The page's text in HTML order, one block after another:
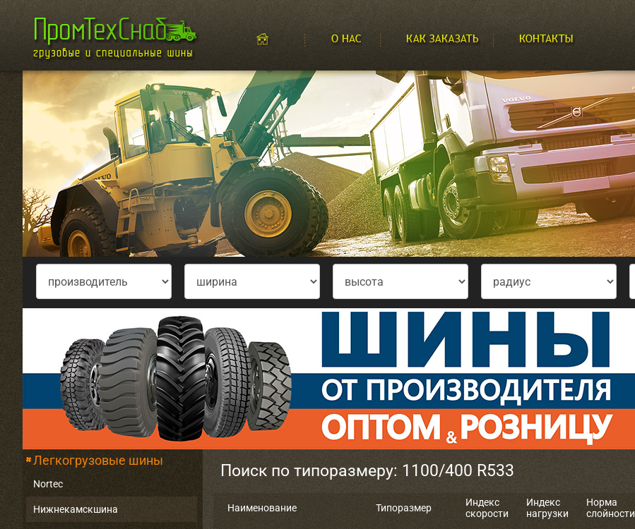
Легкогрузовые шины
Nortec
Нижнекамскшина
Поиск по типоразмеру: 1100/400 R533
Наименование Типоразмер
Индекс
скорости
Индекс
нагрузки
Норма
слойности